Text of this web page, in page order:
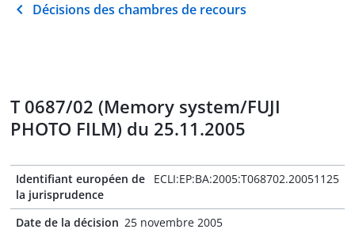
Décisions des chambres de recours
T 0687/02 (Memory system/FUJI
PHOTO FILM) du 25.11.2005
Identifiant européen de
la jurisprudence
ECLI:EP:BA:2005:T068702.20051125
Date de la décision 25 novembre 2005